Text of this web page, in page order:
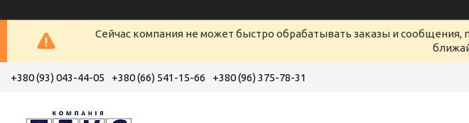
Сейчас компания не может быстро обрабатывать заказы и сообщения,
+380 (93) 043-44-05 +380 (66) 541-15-66 +380 (96) 375-78-31